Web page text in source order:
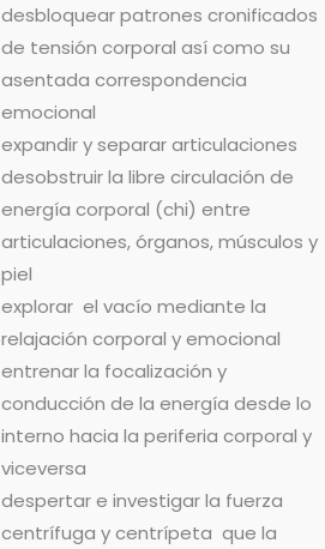
desbloquear patrones cronificados
de tensión corporal así como su
asentada correspondencia
emocional
expandir y separar articulaciones
desobstruir la libre circulación de
energía corporal (chi) entre
articulaciones, órganos, músculos y
piel
explorar el vacío mediante la
relajación corporal y emocional
entrenar la focalización y
conducción de la energía desde lo
interno hacia la periferia corporal y
viceversa
despertar e investigar la fuerza
centrífuga y centrípeta que la